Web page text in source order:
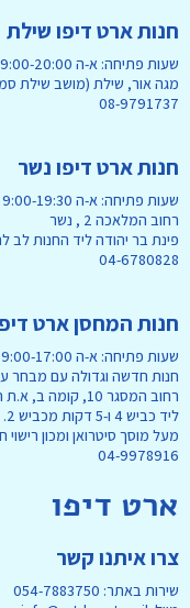
חנות ארט דיפו שילת
שעות פתיחה: א-ה 9:00-20:00 | יום ו וערבי חג 9:00-14:00
מגה אור, שילת (מושב שילת
08-9791737
חנות ארט דיפו נשר
שעות פתיחה: א-ה 9:00-19:30 | יום ו וערבי חג 9:00-14:00
רחוב המלאכה 2 , נשר
פינת בר יהודה ליד החנות לב
04-6780828
חנות המחסן ארט
שעות פתיחה: א-ה 9:00-17:00 | יום ו וערבי חג 9:00-13:30
חנות חדשה וגדולה עם מבחר
רחוב המסגר 10, קומה ב, א.ת חדרה
ליד כביש 4 ו-5 דקות מכביש 2.
מעל מוסך סיטרואן ומכון רישוי
04-9978916
ארט דיפו
צרו איתנו קשר
שירות באתר: 054-7883750